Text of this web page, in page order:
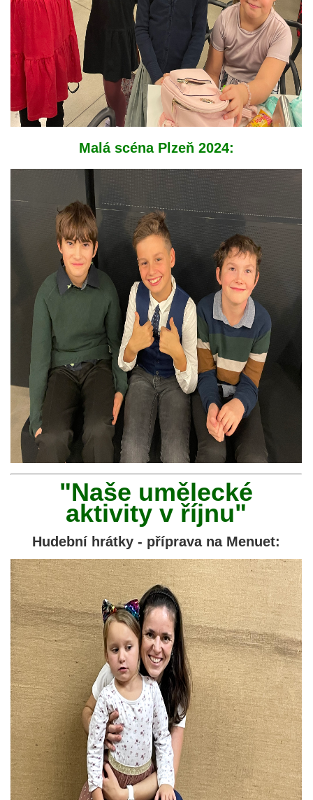
Malá scéna Plzeň 2024:
"Naše umělecké
aktivity v říjnu"
Hudební hrátky - příprava na Menuet: